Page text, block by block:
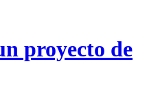
proyecto de